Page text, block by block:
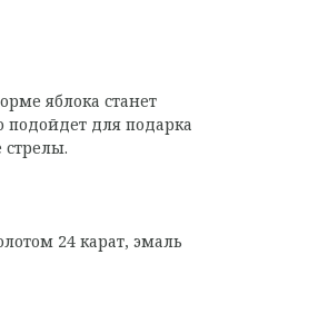
яблока станет
для подарка
24 карат, эмаль